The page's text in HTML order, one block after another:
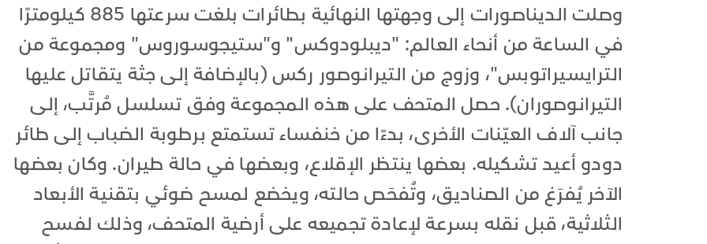
وصلت الديناصورات إلى وجهتها النهائية بطائرات بلغت سرعتها 885 كيلومترًا
في الساعة من أنحاء العالم: "ديبلودوكس" و"ستيجوسوروس" ومجموعة من
الترايسيراتوبس"، وزوج من التيرانوصور ركس (بالإضافة إلى جثة يتقاتل عليها
التيرانوصوران). حصل المتحف على هذه المجموعة وفق تسلسل مُرتَّب، إلى
جانب آلاف العيّنات الأخرى، بدءًا من خنفساء تستمتع برطوبة الضباب إلى طائر
دودو أعيد تشكيله. بعضها ينتظر الإقلاع، وبعضها في حالة طيران. وكان بعضها
الآخر يُفرَغ من الصناديق، وتُفحَص حالته، ويخضع لمسح ضوئي بتقنية الأبعاد
الثلاثية، قبل نقله بسرعة لإعادة تجميعه على أرضية المتحف، وذلك لفسح